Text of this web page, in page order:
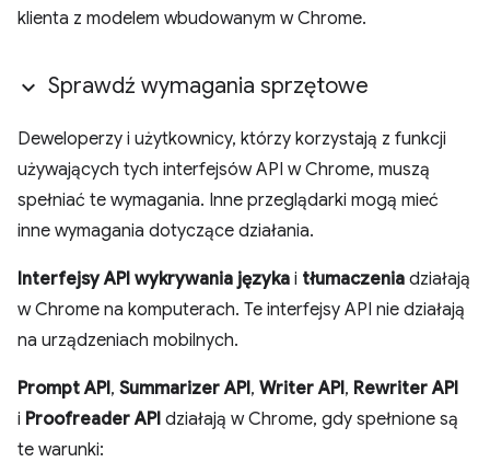
klienta z modelem wbudowanym w Chrome.
Sprawdź wymagania sprzętowe
Deweloperzy i użytkownicy, którzy korzystają z funkcji
używających tych interfejsów API w Chrome, muszą
spełniać te wymagania. Inne przeglądarki mogą mieć
inne wymagania dotyczące działania.
Interfejsy API wykrywania języka i tłumaczenia działają
w Chrome na komputerach. Te interfejsy API nie działają
na urządzeniach mobilnych.
Prompt API, Summarizer API, Writer API, Rewriter API
i Proofreader API działają w Chrome, gdy spełnione są
te warunki: